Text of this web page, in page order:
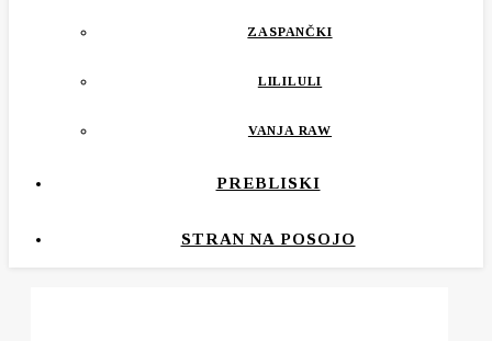
ZASPANČKI
LILILULI
VANJA RAW
PREBLISKI
STRAN NA POSOJO